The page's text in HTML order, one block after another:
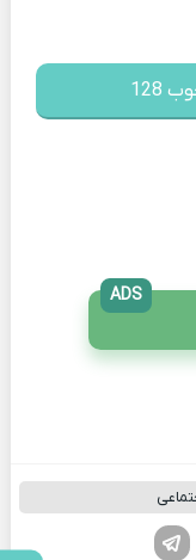
ADS
لینکدین